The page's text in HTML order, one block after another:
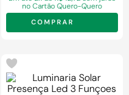
no Cartão Quero-Quero
COMPRAR